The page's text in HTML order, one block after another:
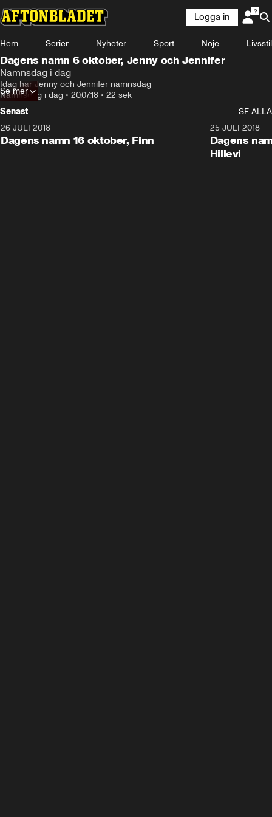
Logga in
Hem Serier Nyheter Sport Nöje Livsstil
Dagens namn 6 oktober, Jenny och Jennifer
Namnsdag i dag
Idag har Jenny och Jennifer namnsdag
Namnsdag i dag • 20.07.18 • 22 sek
Se mer
Senast
SE ALLA
26 JULI 2018
Dagens namn 16 oktober, Finn
25 JULI 2018
Dagens
Hillevi